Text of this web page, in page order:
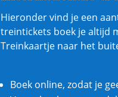
Hieronder vind je een
treintickets boek je altijd
Treinkaartje naar het
Boek online, zodat je